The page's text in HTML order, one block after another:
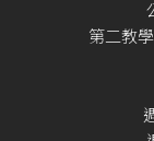
第二教